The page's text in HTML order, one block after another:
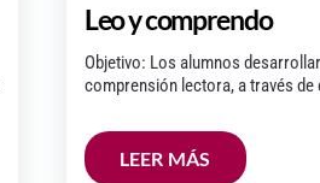
Leo y comprendo
Objetivo: Los alumnos
comprensión lectora, a través
LEER MÁS